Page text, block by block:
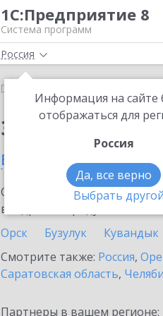
1С:Предприятие 8
Система программ
Россия
Информация на сайте
отображаться для
Россия
Да, все верно
Выбрать другой
Главная ИТС для
Заказать ИТС
в Оренбурге
Ознакомьтесь с
внедрение продукта.
Орск
Бузулук Кувандык
Смотрите также: Россия,
Саратовская область,
Партнеры в вашем регионе: